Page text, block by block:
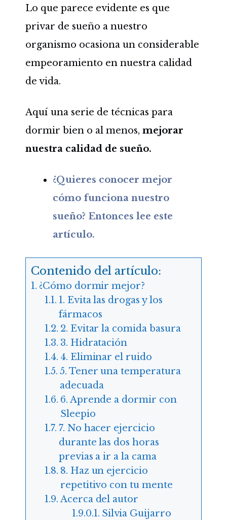
Lo que parece evidente es que
privar de sueño a nuestro
organismo ocasiona un considerable
empeoramiento en nuestra calidad
de vida.
Aquí una serie de técnicas para
dormir bien o al menos, mejorar
nuestra calidad de sueño.
¿Quieres conocer mejor
cómo funciona nuestro
sueño? Entonces lee este
artículo.
Contenido del artículo:
¿Cómo dormir mejor?
1. Evita las drogas y los
fármacos
2. Evitar la comida basura
3. Hidratación
4. Eliminar el ruido
5. Tener una temperatura
adecuada
6. Aprende a dormir con
Sleepio
7. No hacer ejercicio
durante las dos horas
previas a ir a la cama
8. Haz un ejercicio
repetitivo con tu mente
Acerca del autor
Silvia Guijarro